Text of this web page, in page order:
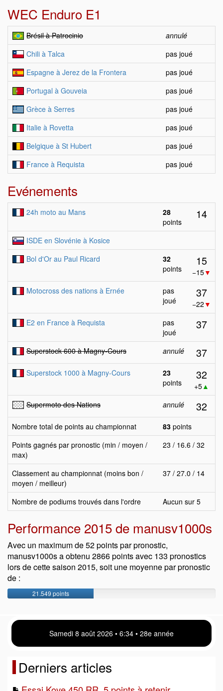
WEC Enduro E1
Brésil à Patrocinio
annulé
Chili à Talca
pas joué
Espagne à Jerez de la Frontera
pas joué
Portugal à Gouveia
pas joué
Grèce à Serres
pas joué
Italie à Rovetta
pas joué
Belgique à St Hubert
pas joué
France à Requista
pas joué
Evénements
24h moto au Mans
28
points
14
ISDE en Slovénie à Kosice
Bol d'Or au Paul Ricard
32
points
15
−15▼
Motocross des nations à Ernée
pas
joué
37
−22 ▼
E2 en France à Requista
pas
joué
37
Superstock 600 à Magny-Cours annulé 37
Superstock 1000 à Magny-Cours
23
points
32
+5▲
Supermoto des Nations
annulé 32
Nombre total de points au championnat 83 points
Points gagnés par pronostic (min / moyen /
max)
23 / 16.6 / 32
Classement au championnat (moins bon /
moyen / meilleur)
37 / 27.0 / 14
Nombre de podiums trouvés dans l'ordre Aucun sur 5
Performance 2015 de manusv1000s
Avec un maximum de 52 points par pronostic,
manusv1000s a obtenu 2866 points avec 133 pronostics
lors de cette saison 2015, soit une moyenne par pronostic
de :
21.549 points
Samedi 8 août 2026 • 6 34 • 28e année
Derniers articles